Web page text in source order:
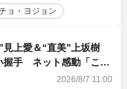
ョ・ヨジョン
上愛＆“直美”上坂樹
握手 ネット感動「この
い」
2026/8/7 11:00